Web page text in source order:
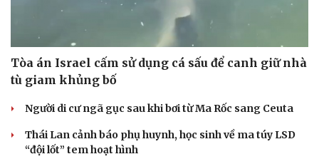
Tòa án Israel cấm sử dụng cá sấu để canh giữ nhà
tù giam khủng bố
Người di cư ngã gục sau khi bơi từ Ma Rốc sang Ceuta
Thái Lan cảnh báo phụ huynh, học sinh về ma túy LSD
“đội lốt” tem hoạt hình